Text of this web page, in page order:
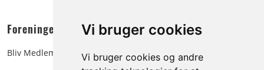
Vi bruger cookies
Vi bruger cookies og andre
Foreningen:
Bliv Medlem